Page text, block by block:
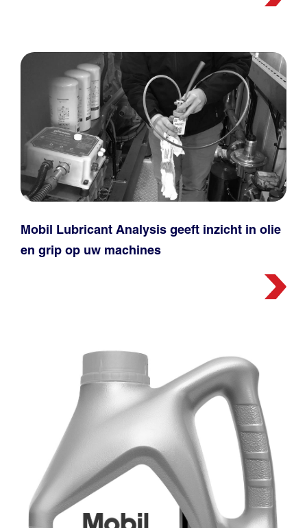
Mobil Lubricant Analysis geeft inzicht in olie
en grip op uw machines